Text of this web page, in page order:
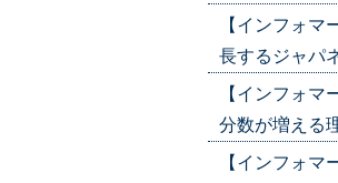
【インフォ
長するジャパ
【インフォ
分数が増える
【インフォ